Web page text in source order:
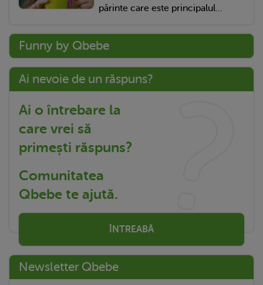
părinte care este principalul...
Funny by Qbebe
Ai nevoie de un răspuns?
Ai o întrebare la
care vrei să
primești răspuns?
Comunitatea
Qbebe te ajută.
ÎNTREABĂ
Newsletter Qbebe